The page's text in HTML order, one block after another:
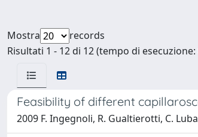
Mostra
records
Risultati 1 - 12 di 12 (tempo di esecuzione:
Feasibility of different
2009 F. Ingegnoli, R. Gualtierotti, C.